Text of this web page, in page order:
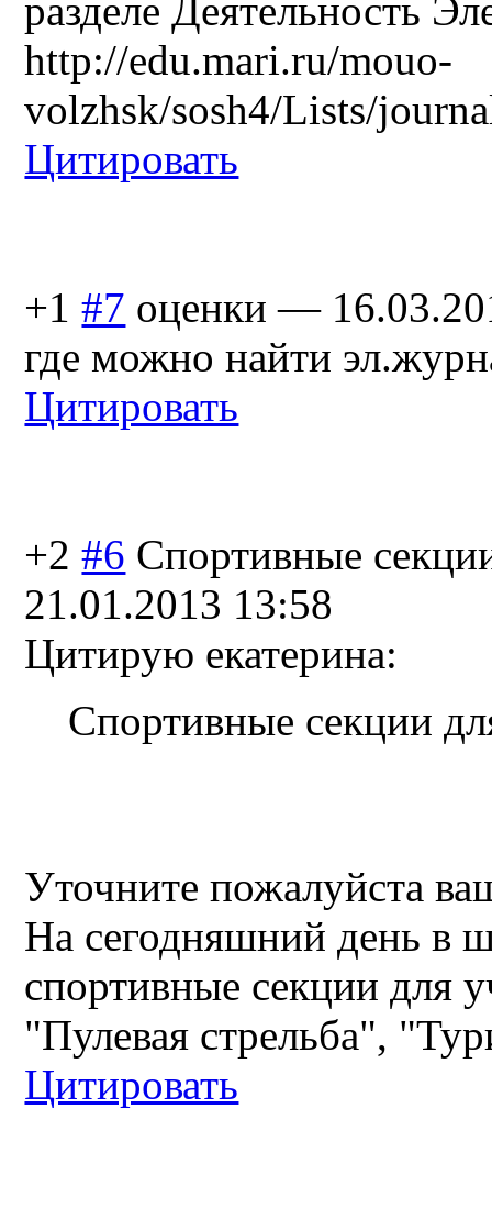
разделе Деятельность
http://edu.mari.ru/mouo-
volzhsk/sosh4/Lists/
Цитировать
+1 #7 оценки —
где можно найти
Цитировать
+2 #6 Спортивные
21.01.2013 13:58
Цитирую екатерина:
Спортивные секции
Уточните пожалуйста
На сегодняшний день в
спортивные секции для
"Пулевая стрельба",
Цитировать